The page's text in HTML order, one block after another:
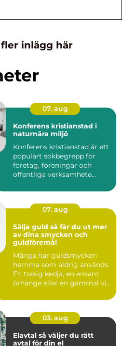
fler inlägg här
07. aug
Konferens kristianstad i
naturnära miljö
Konferens kristianstad är ett
populärt sökbegrepp för
företag, föreningar och
offentliga verksamhete...
07. aug
Sälja guld så får du ut mer
av dina smycken och
guldföremål
Många har guldsmycken
hemma som aldrig används.
En trasig kedja, en ensam
örhänge eller en gammal vi...
03. aug
Elavtal så väljer du rätt
avtal för din el